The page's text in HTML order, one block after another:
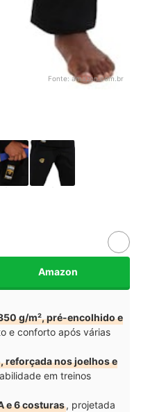
Fonte:amazon.com.br
Amazon
g/m², pré-encolhido e
e conforto após várias
reforçada nos joelhos e
em treinos
e 6 costuras, projetada